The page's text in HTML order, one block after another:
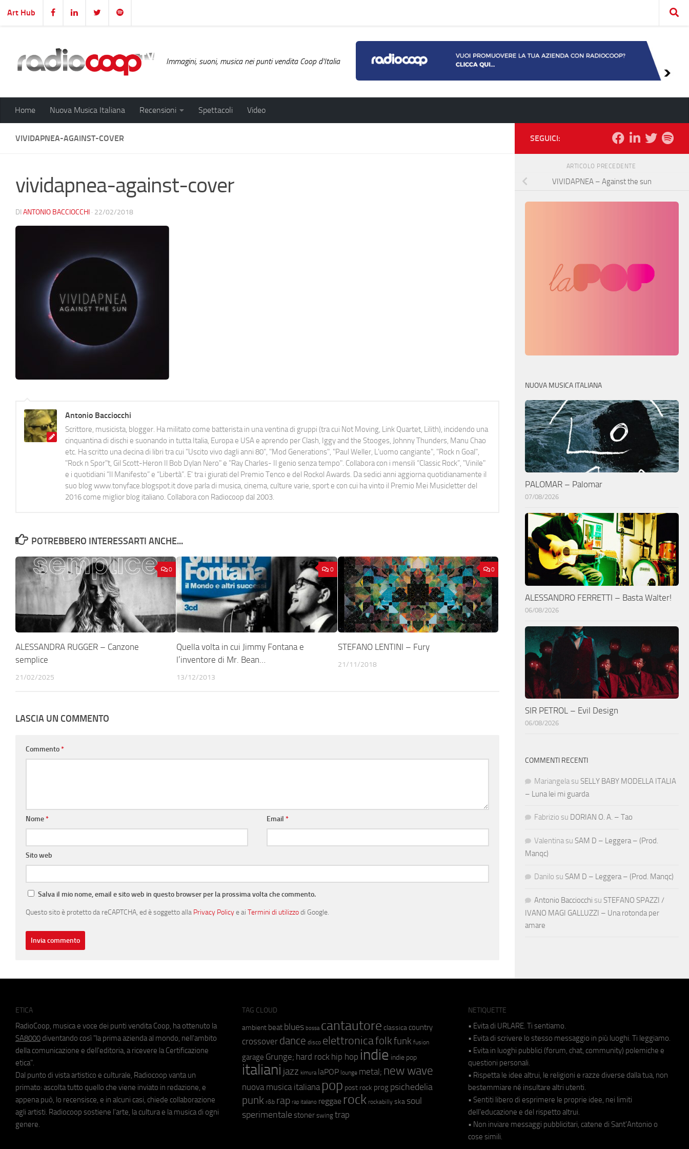
Salta al contenuto
Art Hub
Immagini, suoni, musica nei punti vendita Coop d'Italia
Home Nuova Musica Italiana Recensioni Spettacoli Video
VIVIDAPNEA-AGAINST-COVER
vividapnea-against-cover
DI ANTONIO BACCIOCCHI · 22/02/2018
Antonio Bacciocchi
Scrittore, musicista, blogger. Ha militato come batterista in una ventina di gruppi (tra cui Not Moving, Link Quartet, Lilith), incidendo una
cinquantina di dischi e suonando in tutta Italia, Europa e USA e aprendo per Clash, Iggy and the Stooges, Johnny Thunders, Manu Chao
etc. Ha scritto una decina di libri tra cui "Uscito vivo dagli anni 80", "Mod Generations", "Paul Weller, L’uomo cangiante", "Rock n Goal",
"Rock n Spor"t, Gil Scott-Heron Il Bob Dylan Nero" e "Ray Charles- Il genio senza tempo". Collabora con i mensili “Classic Rock”, "Vinile"
e i quotidiani “Il Manifesto” e “Libertà”. E' tra i giurati del Premio Tenco e del Rockol Awards. Da sedici anni aggiorna quotidianamente il
suo blog www.tonyface.blogspot.it dove parla di musica, cinema, culture varie, sport e con cui ha vinto il Premio Mei Musicletter del
2016 come miglior blog italiano. Collabora con Radiocoop dal 2003.
POTREBBERO INTERESSARTI ANCHE...
0
ALESSANDRA RUGGER – Canzone
semplice
21/02/2025
0
Quella volta in cui Jimmy Fontana e
l’inventore di Mr. Bean…
13/12/2013
0
STEFANO LENTINI – Fury
21/11/2018
LASCIA UN COMMENTO
Commento*
Nome* Email*
Sito web
Salva il mio nome, email e sito web in questo browser per la prossima volta che commento.
Questo sito è protetto da reCAPTCHA, ed è soggetto alla Privacy Policye ai Termini di utilizzodi Google.
SEGUICI:
ARTICOLO PRECEDENTE
VIVIDAPNEA – Against the sun
NUOVA MUSICA ITALIANA
PALOMAR – Palomar
07/08/2026
ALESSANDRO FERRETTI – Basta Walter!
06/08/2026
SIR PETROL – Evil Design
06/08/2026
COMMENTI RECENTI
Mariangela su SELLY BABY MODELLA ITALIA
– Luna lei mi guarda
Fabrizio su DORIAN O. A. – Tao
Valentina su SAM D – Leggera – (Prod.
Manqc)
Danilo su SAM D – Leggera – (Prod. Manqc)
Antonio Bacciocchi su STEFANO SPAZZI /
IVANO MAGI GALLUZZI – Una rotonda per
amare
ETICA
RadioCoop, musica e voce dei punti vendita Coop, ha ottenuto la
SA8000 diventando così "la prima azienda al mondo, nell'ambito
della comunicazione e dell'editoria, a ricevere la Certificazione
etica".
Dal punto di vista artistico e culturale, Radiocoop vanta un
primato: ascolta tutto quello che viene inviato in redazione, e
appena può, lo recensisce, e in alcuni casi, chiede collaborazione
agli artisti. Radiocoop sostiene l'arte, la cultura e la musica di ogni
genere.
TAG CLOUD
ambient beat blues bossa cantautore classica country
crossover dance disco elettronicafolkfunk fusion
garage Grunge; hard rock hip hop indie indie pop
italiani jazz kimura laPOP lounge metal; new wave
nuova musica italiana pop post rock prog psichedelia
punk r&b rap rap italiano reggae rock rockabilly ska soul
sperimentale stoner swing trap
NETIQUETTE
• Evita di URLARE. Ti sentiamo.
• Evita di scrivere lo stesso messaggio in più luoghi. Ti leggiamo.
• Evita in luoghi pubblici (forum, chat, community) polemiche e
questioni personali.
• Rispetta le idee altrui, le religioni e razze diverse dalla tua, non
bestemmiare né insultare altri utenti.
• Sentiti libero di esprimere le proprie idee, nei limiti
dell'educazione e del rispetto altrui.
• Non inviare messaggi pubblicitari, catene di Sant'Antonio o
cose simili.